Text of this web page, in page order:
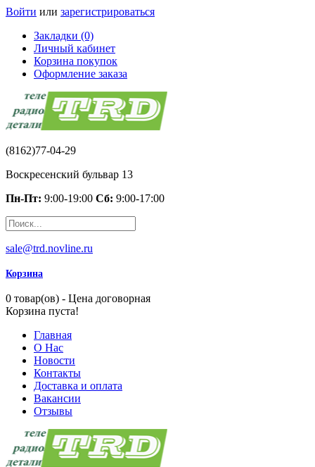
Войти или зарегистрироваться
Закладки (0)
Личный кабинет
Корзина покупок
Оформление заказа
(8162)77-04-29
Воскресенский бульвар 13
Пн-Пт: 9:00-19:00 Сб: 9:00-17:00
sale@trd.novline.ru
Корзина
0 товар(ов) - Цена договорная
Корзина пуста!
Главная
О Нас
Новости
Контакты
Доставка и оплата
Вакансии
Отзывы